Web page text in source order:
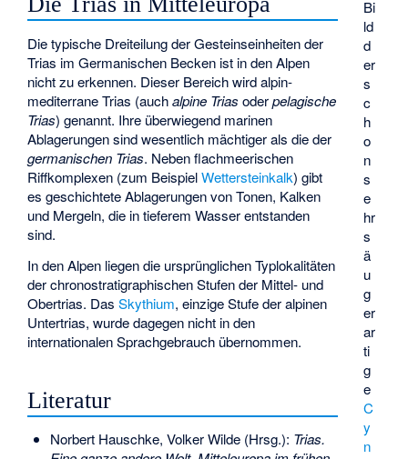
Bi
ld
d
er
s
c
h
o
n
s
e
hr
s
ä
u
g
er
ar
ti
g
e
C
y
n
Die typische Dreiteilung der Gesteinseinheiten der
Trias im Germanischen Becken ist in den Alpen
nicht zu erkennen. Dieser Bereich wird alpin-
mediterrane Trias (auchalpine Trias oderpelagische
Trias) genannt. Ihre überwiegend marinen
Ablagerungen sind wesentlich mächtiger als die der
germanischen Trias. Neben flachmeerischen
Riffkomplexen (zum BeispielWettersteinkalk) gibt
es geschichtete Ablagerungen von Tonen, Kalken
und Mergeln, die in tieferem Wasser entstanden
sind.
In den Alpen liegen die ursprünglichen Typlokalitäten
der chronostratigraphischen Stufen der Mittel- und
Obertrias. DasSkythium, einzige Stufe der alpinen
Untertrias, wurde dagegen nicht in den
internationalen Sprachgebrauch übernommen.
Literatur
Norbert Hauschke, Volker Wilde (Hrsg.): Trias.